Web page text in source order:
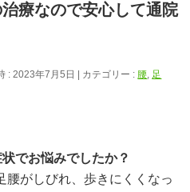
療なので安心して通院
: 2023年7月5日 カテゴリー : 腰, 足
でお悩みでしたか？
腰がしびれ、歩きにくくなっ